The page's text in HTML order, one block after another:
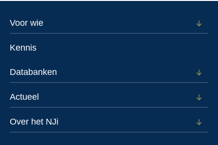
Footer
Voor wie
Open
Kennis
Databanken
Open
voor
Actueel
Open
voor
Over het NJi
Open